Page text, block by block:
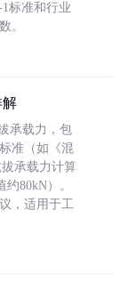
标准和行业
。
解
承载力，包
准（如《混
承载力计算
80kN）。
，适用于工